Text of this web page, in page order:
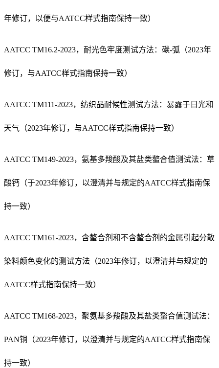
年修订，以便与AATCC样式指南保持一致）
AATCC TM16.2-2023，耐光色牢度测试方法：碳-弧（2023年
修订，与AATCC样式指南保持一致）
AATCC TM111-2023，纺织品耐候性测试方法：暴露于日光和
天气（2023年修订，与AATCC样式指南保持一致）
AATCC TM149-2023，氨基多羧酸及其盐类螯合值测试法：草
酸钙（于2023年修订，以澄清并与规定的AATCC样式指南保
持一致）
AATCC TM161-2023，含螯合剂和不含螯合剂的金属引起分散
染料颜色变化的测试方法（2023年修订，以澄清并与规定的
AATCC样式指南保持一致）
AATCC TM168-2023，聚氨基多羧酸及其盐类螯合值测试法：
PAN铜（2023年修订，以澄清并与规定的AATCC样式指南保
持一致）